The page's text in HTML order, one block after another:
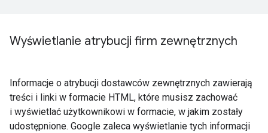
Wyświetlanie atrybucji firm zewnętrznych
Informacje o atrybucji dostawców zewnętrznych zawierają
treści i linki w formacie HTML, które musisz zachować
i wyświetlać użytkownikowi w formacie, w jakim zostały
udostępnione. Google zaleca wyświetlanie tych informacji